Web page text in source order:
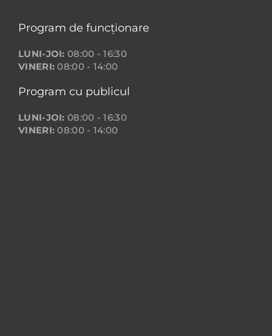
Program de funcționare
LUNI-JOI: 08:00 - 16:30
VINERI: 08:00 - 14:00
Program cu publicul
LUNI-JOI: 08:00 - 16:30
VINERI: 08:00 - 14:00